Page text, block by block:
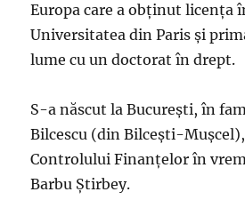
Europa care a obținut licența
Universitatea din Paris și
lume cu un doctorat în drept.
S-a născut la București, în
Bilcescu (din Bilcești-
Controlului Finanțelor în
Barbu Știrbey.